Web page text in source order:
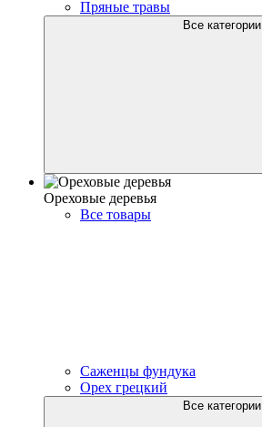
Пряные травы
Все категории
Ореховые деревья
Все товары
Саженцы фундука
Орех грецкий
Все категории